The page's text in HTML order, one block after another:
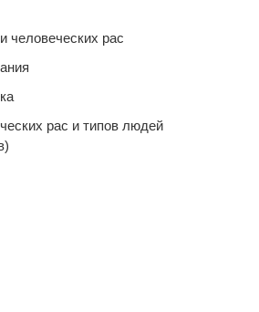
человеческих рас
рас и типов людей